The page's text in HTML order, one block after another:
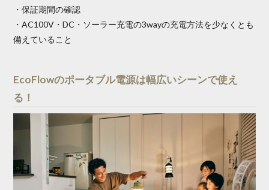
・保証期間の確認
・AC100V・DC・ソーラー充電の3wayの充電方法を少なくとも
備えていること
EcoFlowのポータブル電源は幅広いシーンで使え
る！